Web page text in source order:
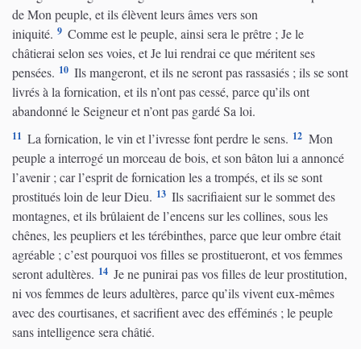
de Mon peuple, et ils élèvent leurs âmes vers son
iniquité. 9 Comme est le peuple, ainsi sera le prêtre ; Je le
châtierai selon ses voies, et Je lui rendrai ce que méritent ses
pensées. 10 Ils mangeront, et ils ne seront pas rassasiés ; ils se sont
livrés à la fornication, et ils n’ont pas cessé, parce qu’ils ont
abandonné le Seigneur et n’ont pas gardé Sa loi.
11 La fornication, le vin et l’ivresse font perdre le sens. 12 Mon
peuple a interrogé un morceau de bois, et son bâton lui a annoncé
l’avenir ; car l’esprit de fornication les a trompés, et ils se sont
prostitués loin de leur Dieu. 13 Ils sacrifiaient sur le sommet des
montagnes, et ils brûlaient de l’encens sur les collines, sous les
chênes, les peupliers et les térébinthes, parce que leur ombre était
agréable ; c’est pourquoi vos filles se prostitueront, et vos femmes
seront adultères. 14 Je ne punirai pas vos filles de leur prostitution,
ni vos femmes de leurs adultères, parce qu’ils vivent eux-mêmes
avec des courtisanes, et sacrifient avec des efféminés ; le peuple
sans intelligence sera châtié.